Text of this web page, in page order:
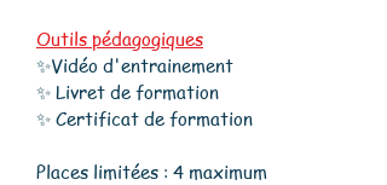
Outils pédagogiques
✨Vidéo d'entrainement
​✨ Livret de formation
✨ Certificat de formation
Places limitées : 4 maximum